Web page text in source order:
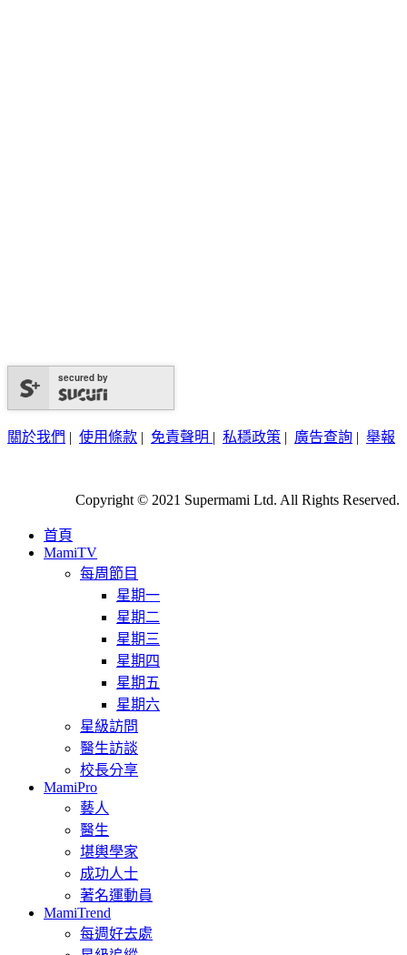
secured by
關於我們 | 使用條款 | 免責聲明 | 私穩政策 | 廣告查詢 | 舉報
Copyright © 2021 Supermami Ltd. All Rights Reserved.
首頁
MamiTV
每周節目
星期一
星期二
星期三
星期四
星期五
星期六
星級訪問
醫生訪談
校長分享
MamiPro
藝人
醫生
堪輿學家
成功人士
著名運動員
MamiTrend
每週好去處